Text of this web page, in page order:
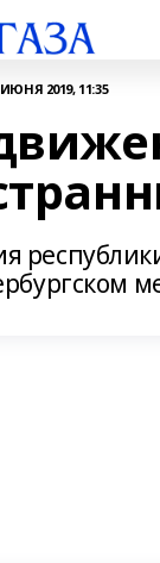
ИЮНЯ 2019, 11:35